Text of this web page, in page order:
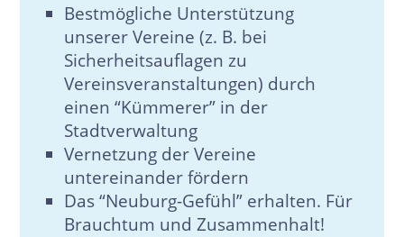
Bestmögliche Unterstützung
unserer Vereine (z. B. bei
Sicherheitsauflagen zu
Vereinsveranstaltungen) durch
einen “Kümmerer” in der
Stadtverwaltung
Vernetzung der Vereine
untereinander fördern
Das “Neuburg-Gefühl” erhalten. Für
Brauchtum und Zusammenhalt!